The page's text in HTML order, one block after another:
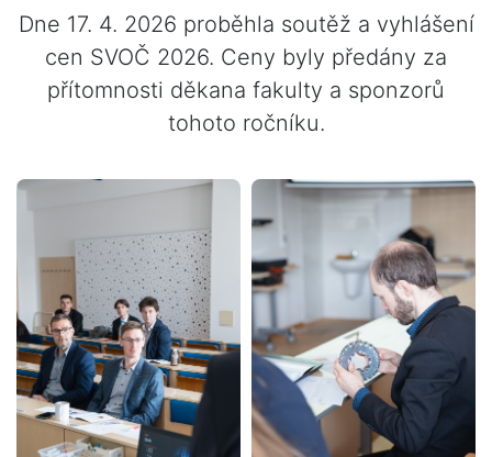
Dne 17. 4. 2026 proběhla soutěž a vyhlášení
cen SVOČ 2026. Ceny byly předány za
přítomnosti děkana fakulty a sponzorů
tohoto ročníku.